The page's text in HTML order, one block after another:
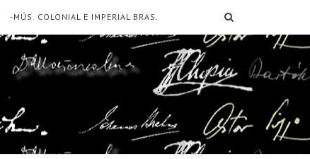
-MÚS. COLONIAL E IMPERIAL BRAS.